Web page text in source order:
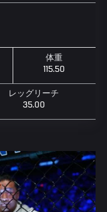
体重
115.50
レッグリーチ
35.00